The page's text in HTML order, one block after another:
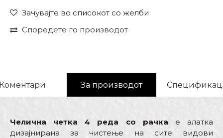
Зачувајте во списокот со желби
Споредете го производот
За производот
Челична четка 4 реда со рачка е алатка
дизајнирана за чистење на сите видови